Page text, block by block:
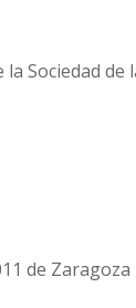
Sociedad
de Zaragoza